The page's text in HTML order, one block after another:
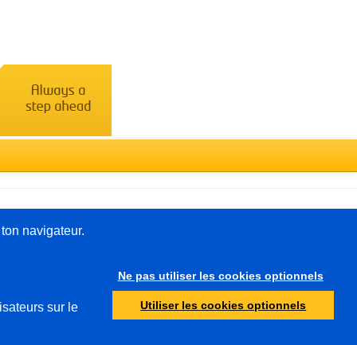
Protection de la jeunesse
navigateur.
sur le
Ne pas utiliser les cookies optionnels
Utiliser les cookies optionnels